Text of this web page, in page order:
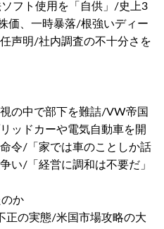
フト使用を「自供」/史上3
価、一時暴落/根強いディー
声明/社内調査の不十分さを
の中で部下を難詰/VW帝国
ッドカーや電気自動車を開
令/「家では車のことしか話
い/「経営に調和は不要だ」
か
正の実態/米国市場攻略の大